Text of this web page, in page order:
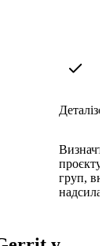
проєкту,
груп,